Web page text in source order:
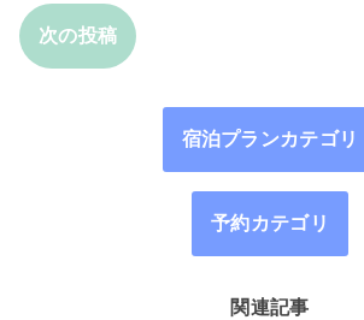
次の投稿
宿泊プランカテゴリ
予約カテゴリ
関連記事